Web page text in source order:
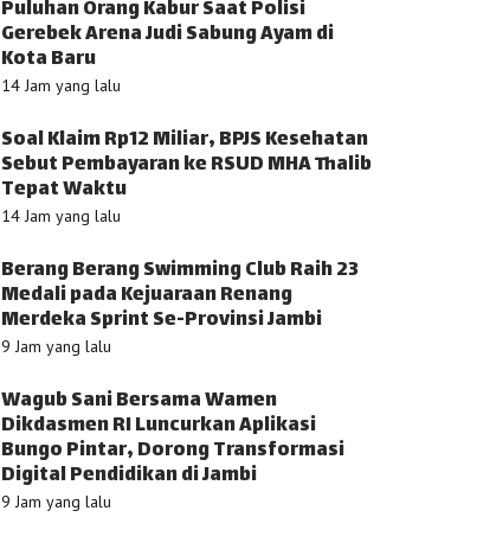
Puluhan Orang Kabur Saat Polisi
Gerebek Arena Judi Sabung Ayam di
Kota Baru
14 Jam yang lalu
Soal Klaim Rp12 Miliar, BPJS Kesehatan
Sebut Pembayaran ke RSUD MHA Thalib
Tepat Waktu
14 Jam yang lalu
Berang Berang Swimming Club Raih 23
Medali pada Kejuaraan Renang
Merdeka Sprint Se-Provinsi Jambi
9 Jam yang lalu
Wagub Sani Bersama Wamen
Dikdasmen RI Luncurkan Aplikasi
Bungo Pintar, Dorong Transformasi
Digital Pendidikan di Jambi
9 Jam yang lalu